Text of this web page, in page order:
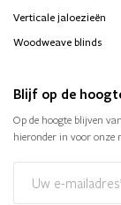
Verticale jaloezieën
Woodweave blinds
Blijf op de
Op de hoogte blijven
hieronder in voor onze